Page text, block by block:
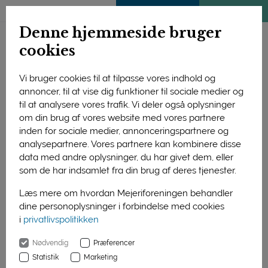
Denne hjemmeside bruger
cookies
Vi bruger cookies til at tilpasse vores indhold og
annoncer, til at vise dig funktioner til sociale medier og
til at analysere vores trafik. Vi deler også oplysninger
om din brug af vores website med vores partnere
inden for sociale medier, annonceringspartnere og
analysepartnere. Vores partnere kan kombinere disse
data med andre oplysninger, du har givet dem, eller
som de har indsamlet fra din brug af deres tjenester.
Læs mere om hvordan Mejeriforeningen behandler
dine personoplysninger i forbindelse med cookies
i privatlivspolitikken
Nødvendig
Præferencer
Statistik
Marketing
01. januar 2016